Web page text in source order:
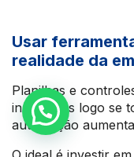
Usar
realidade da
Planilhas e
início, mas logo se
automação